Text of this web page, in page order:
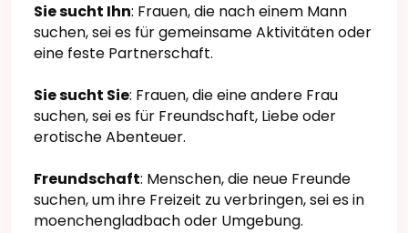
Sie sucht Ihn: Frauen, die nach einem Mann
suchen, sei es für gemeinsame Aktivitäten oder
eine feste Partnerschaft.
Sie sucht Sie: Frauen, die eine andere Frau
suchen, sei es für Freundschaft, Liebe oder
erotische Abenteuer.
Freundschaft: Menschen, die neue Freunde
suchen, um ihre Freizeit zu verbringen, sei es in
moenchengladbach oder Umgebung.